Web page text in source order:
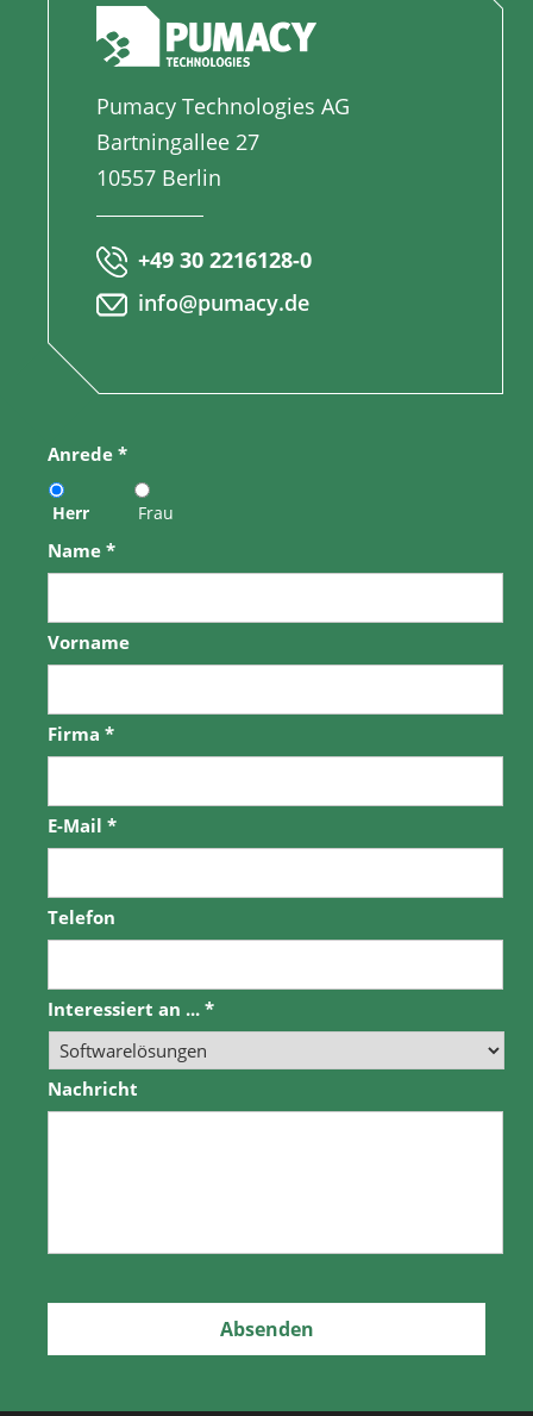
Pumacy Technologies AG
Bartningallee 27
10557 Berlin
+49 30 2216128-0
info@pumacy.de
Anrede *
Herr Frau
Name *
Vorname
Firma *
E-Mail *
Telefon
Interessiert an ... *
Nachricht